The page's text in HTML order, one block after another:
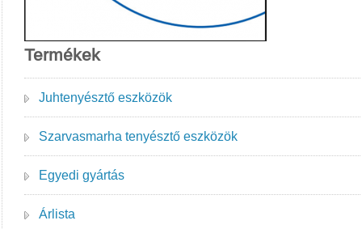
Termékek
Juhtenyésztő eszközök
Szarvasmarha tenyésztő eszközök
Egyedi gyártás
Árlista